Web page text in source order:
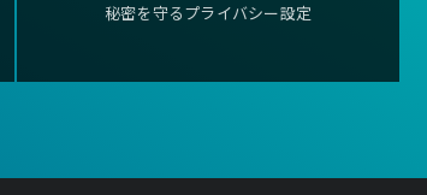
秘密を守るプライバシー設定